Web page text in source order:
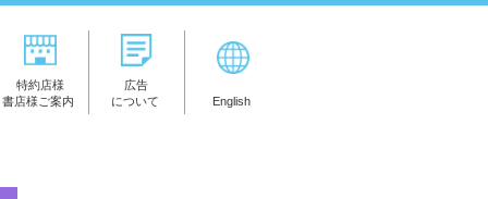
特約店様
書店様ご案内
広告
について
English